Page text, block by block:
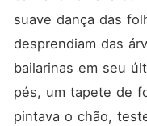
suave dança das
desprendiam das
bailarinas em seu
pés, um tapete de
pintava o chão,